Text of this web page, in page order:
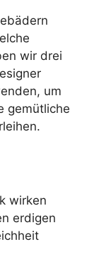
wir drei
um
gemütliche
wirken
erdigen